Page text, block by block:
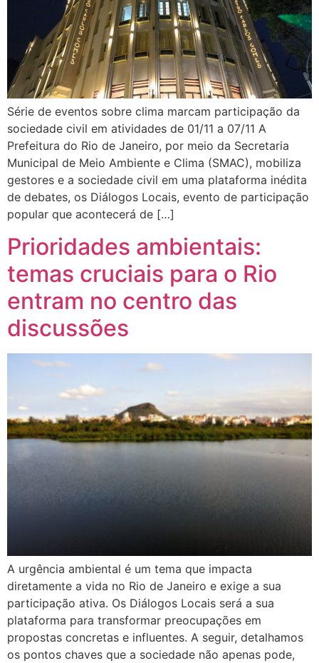
Série de eventos sobre clima marcam participação da
sociedade civil em atividades de 01/11 a 07/11 A
Prefeitura do Rio de Janeiro, por meio da Secretaria
Municipal de Meio Ambiente e Clima (SMAC), mobiliza
gestores e a sociedade civil em uma plataforma inédita
de debates, os Diálogos Locais, evento de participação
popular que acontecerá de […]
Prioridades ambientais:
temas cruciais para o Rio
entram no centro das
discussões
A urgência ambiental é um tema que impacta
diretamente a vida no Rio de Janeiro e exige a sua
participação ativa. Os Diálogos Locais será a sua
plataforma para transformar preocupações em
propostas concretas e influentes. A seguir, detalhamos
os pontos chaves que a sociedade não apenas pode,